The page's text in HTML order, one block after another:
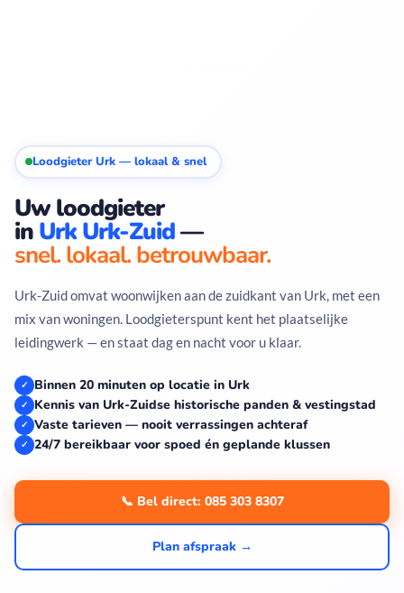
Loodgieter Urk — lokaal & snel
Uw loodgieter
in Urk Urk-Zuid—
snel. lokaal. betrouwbaar.
Urk-Zuid omvat woonwijken aan de zuidkant van Urk, met een
mix van woningen. Loodgieterspunt kent het plaatselijke
leidingwerk — en staat dag en nacht voor u klaar.
✓ Binnen 20 minuten op locatie in Urk
✓ Kennis van Urk-Zuidse historische panden & vestingstad
✓ Vaste tarieven — nooit verrassingen achteraf
✓ 24/7 bereikbaar voor spoed én geplande klussen
📞 Bel direct: 085 303 8307
Plan afspraak →